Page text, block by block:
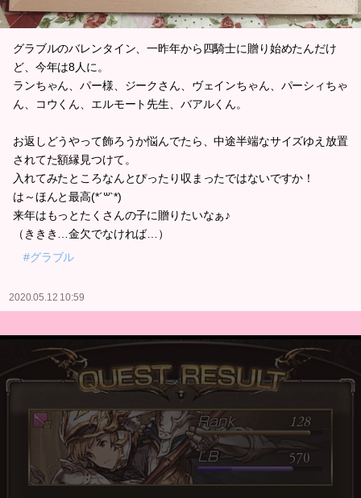
グラブルのバレンタイン、一昨年から四騎士に贈り始めたんだけ
ど、今年は8人に。
ランちゃん、パー様、ジークさん、ヴェインちゃん、パーシィちゃ
ん、コウくん、エルモート先生、バアルくん。
お返しどうやって飾ろうか悩んでたら、中途半端なサイズゆえ放置
されてた額縁見つけて。
入れてみたところなんとぴったり収まったではないですか！
は～ほんと最高(*´꒳`*)
来年はもっとたくさんの子に贈りたいなぁ♪
（ききき…金欠でなければ…）
#グラブル
2020.05.12 10:59